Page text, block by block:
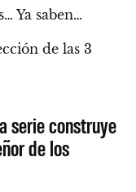
Ya saben…
de las 3
serie construye
de los